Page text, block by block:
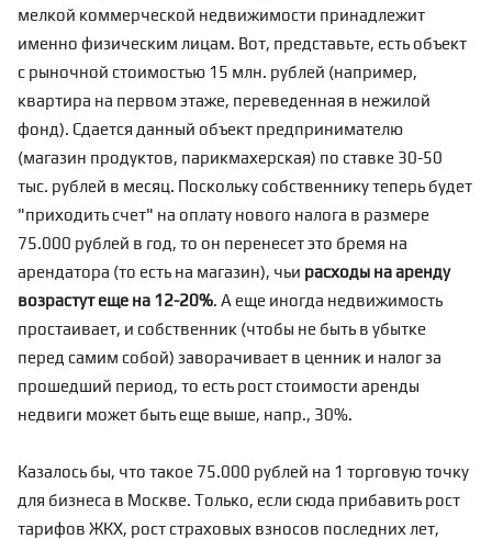
мелкой коммерческой недвижимости принадлежит
именно физическим лицам. Вот, представьте, есть объект
с рыночной стоимостью 15 млн. рублей (например,
квартира на первом этаже, переведенная в нежилой
фонд). Сдается данный объект предпринимателю
(магазин продуктов, парикмахерская) по ставке 30-50
тыс. рублей в месяц. Поскольку собственнику теперь будет
"приходить счет" на оплату нового налога в размере
75.000 рублей в год, то он перенесет это бремя на
арендатора (то есть на магазин), чьи расходы на аренду
возрастут еще на 12-20%. А еще иногда недвижимость
простаивает, и собственник (чтобы не быть в убытке
перед самим собой) заворачивает в ценник и налог за
прошедший период, то есть рост стоимости аренды
недвиги может быть еще выше, напр., 30%.
Казалось бы, что такое 75.000 рублей на 1 торговую точку
для бизнеса в Москве. Только, если сюда прибавить рост
тарифов ЖКХ, рост страховых взносов последних лет,